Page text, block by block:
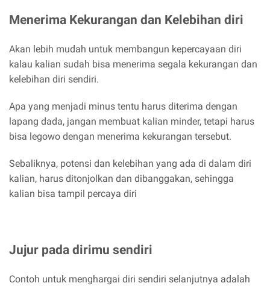
Menerima Kekurangan dan Kelebihan diri
Akan lebih mudah untuk membangun kepercayaan diri
kalau kalian sudah bisa menerima segala kekurangan dan
kelebihan diri sendiri.
Apa yang menjadi minus tentu harus diterima dengan
lapang dada, jangan membuat kalian minder, tetapi harus
bisa legowo dengan menerima kekurangan tersebut.
Sebaliknya, potensi dan kelebihan yang ada di dalam diri
kalian, harus ditonjolkan dan dibanggakan, sehingga
kalian bisa tampil percaya diri
Jujur pada dirimu sendiri
Contoh untuk menghargai diri sendiri selanjutnya adalah